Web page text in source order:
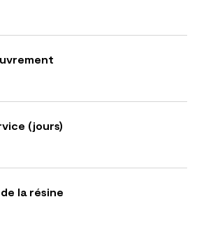
(jours)
la résine